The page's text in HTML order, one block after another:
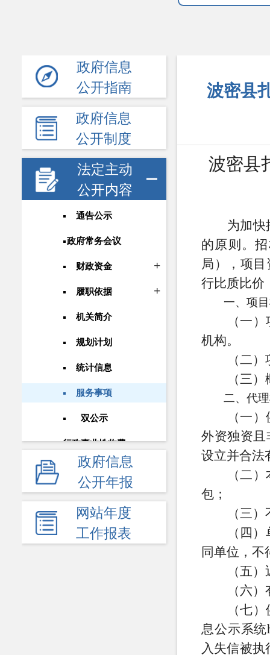
政府信息
公开指南
政府信息
公开制度
法定主动
公开内容
通告公示
政府常务会议
财政资金
履职依据
机关简介
规划计划
统计信息
服务事项
双公示
行政事业性收费
政府采购
重大建设项目
民生领域
应急管理
政府信息
公开年报
网站年度
工作报表
波密县
波密县
为加快
的原则。
局），项
行比质比价
一、项
（一
机构。
（二
（三
二、代
（一
外资独资
设立并合法
（二
包；
（三
（四
同单位，不
（五
（六
（七
息公示系统
入失信被执